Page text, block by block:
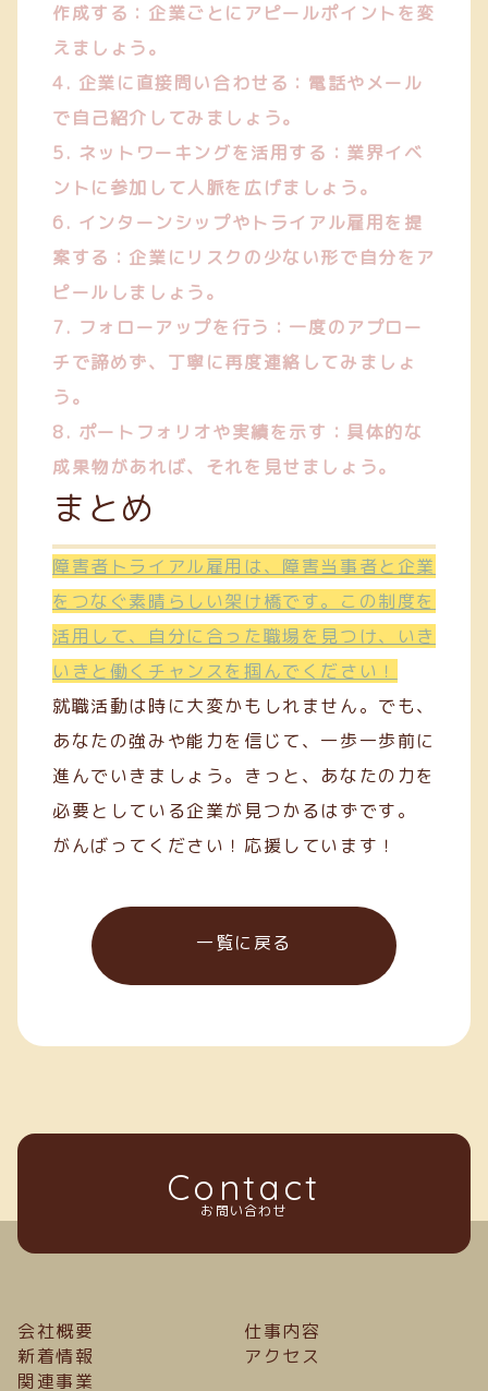
作成する：企業ごとにアピールポイントを変
えましょう。
4. 企業に直接問い合わせる：電話やメール
で自己紹介してみましょう。
5. ネットワーキングを活用する：業界イベ
ントに参加して人脈を広げましょう。
6. インターンシップやトライアル雇用を提
案する：企業にリスクの少ない形で自分をア
ピールしましょう。
7. フォローアップを行う：一度のアプロー
チで諦めず、丁寧に再度連絡してみましょ
う。
8. ポートフォリオや実績を示す：具体的な
成果物があれば、それを見せましょう。
まとめ
障害者トライアル雇用は、障害当事者と企業
をつなぐ素晴らしい架け橋です。この制度を
活用して、自分に合った職場を見つけ、いき
いきと働くチャンスを掴んでください！
就職活動は時に大変かもしれません。でも、
あなたの強みや能力を信じて、一歩一歩前に
進んでいきましょう。きっと、あなたの力を
必要としている企業が見つかるはずです。
がんばってください！応援しています！
一覧に戻る
Contact
お問い合わせ
会社概要
仕事内容
新着情報
アクセス
関連事業